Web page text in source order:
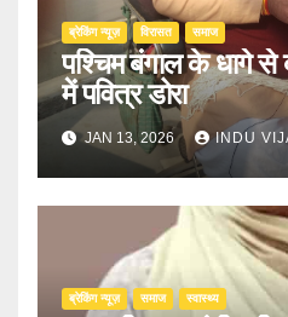
ब्रेकिंग न्यूज़ ‍‍विरासत समाज
पश्चिम बंगाल के धागे से
में पवित्र डोरा
JAN 13, 2026 INDU
ब्रेकिंग न्यूज़ समाज स्वास्थ्य